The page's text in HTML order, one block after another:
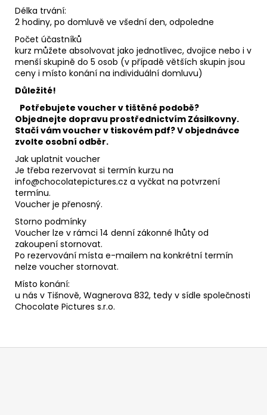
Délka trvání:
2 hodiny, po domluvě ve všední den, odpoledne
Počet účastníků
kurz můžete absolvovat jako jednotlivec, dvojice nebo i v
menší skupině do 5 osob (v případě větších skupin jsou
ceny i místo konání na individuální domluvu)
Důležité!
Potřebujete voucher v tištěné podobě?
Objednejte dopravu prostřednictvím Zásilkovny.
Stačí vám voucher v tiskovém pdf? V objednávce
zvolte osobní odběr.
Jak uplatnit voucher
Je třeba rezervovat si termín kurzu na
info@chocolatepictures.cz a vyčkat na potvrzení
termínu.
Voucher je přenosný.
Storno podmínky
Voucher lze v rámci 14 denní zákonné lhůty od
zakoupení stornovat.
Po rezervování místa e-mailem na konkrétní termín
nelze voucher stornovat.
Místo konání:
u nás v Tišnově, Wagnerova 832, tedy v sídle společnosti
Chocolate Pictures s.r.o.
Z